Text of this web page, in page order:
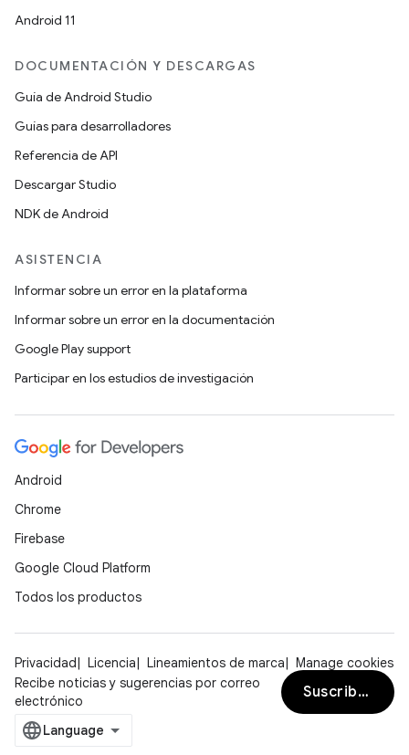
Android 11
DOCUMENTACIÓN Y DESCARGAS
Guía de Android Studio
Guías para desarrolladores
Referencia de API
Descargar Studio
NDK de Android
ASISTENCIA
Informar sobre un error en la plataforma
Informar sobre un error en la documentación
Google Play support
Participar en los estudios de investigación
Android
Chrome
Firebase
Google Cloud Platform
Todos los productos
Privacidad Licencia Lineamientos de marca
Manage cookies
Recibe noticias y sugerencias por correo
electrónico
Suscribirse